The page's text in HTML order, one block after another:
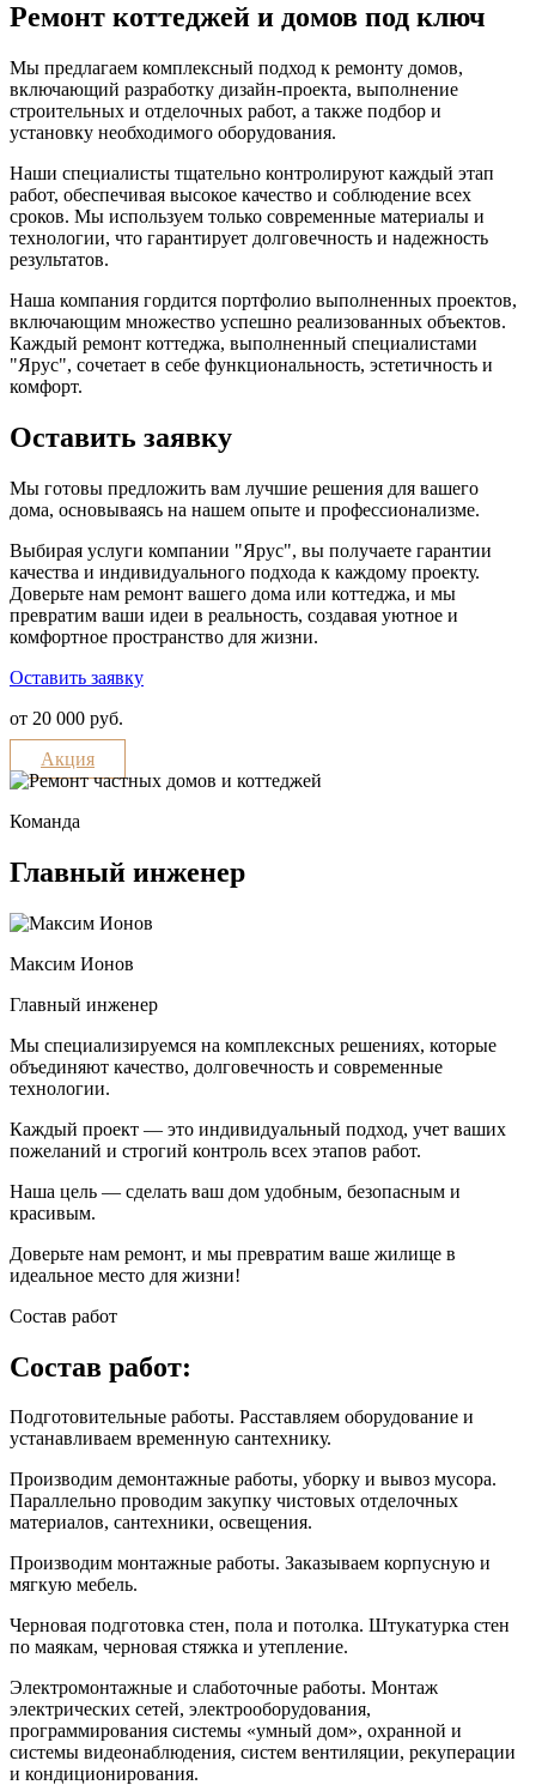
Ремонт коттеджей и домов под ключ
Мы предлагаем комплексный подход к ремонту домов,
включающий разработку дизайн-проекта, выполнение
строительных и отделочных работ, а также подбор и
установку необходимого оборудования.
Наши специалисты тщательно контролируют каждый этап
работ, обеспечивая высокое качество и соблюдение всех
сроков. Мы используем только современные материалы и
технологии, что гарантирует долговечность и надежность
результатов.
Наша компания гордится портфолио выполненных проектов,
включающим множество успешно реализованных объектов.
Каждый ремонт коттеджа, выполненный специалистами
"Ярус", сочетает в себе функциональность, эстетичность и
комфорт.
Оставить заявку
Мы готовы предложить вам лучшие решения для вашего
дома, основываясь на нашем опыте и профессионализме.
Выбирая услуги компании "Ярус", вы получаете гарантии
качества и индивидуального подхода к каждому проекту.
Доверьте нам ремонт вашего дома или коттеджа, и мы
превратим ваши идеи в реальность, создавая уютное и
комфортное пространство для жизни.
Оставить заявку
от 20 000 руб.
Акция
Команда
Главный инженер
Максим Ионов
Главный инженер
Мы специализируемся на комплексных решениях, которые
объединяют качество, долговечность и современные
технологии.
Каждый проект — это индивидуальный подход, учет ваших
пожеланий и строгий контроль всех этапов работ.
Наша цель — сделать ваш дом удобным, безопасным и
красивым.
Доверьте нам ремонт, и мы превратим ваше жилище в
идеальное место для жизни!
Состав работ
Состав работ:
Подготовительные работы. Расставляем оборудование и
устанавливаем временную сантехнику.
Производим демонтажные работы, уборку и вывоз мусора.
Параллельно проводим закупку чистовых отделочных
материалов, сантехники, освещения.
Производим монтажные работы. Заказываем корпусную и
мягкую мебель.
Черновая подготовка стен, пола и потолка. Штукатурка стен
по маякам, черновая стяжка и утепление.
Электромонтажные и слаботочные работы. Монтаж
электрических сетей, электрооборудования,
программирования системы «умный дом», охранной и
системы видеонаблюдения, систем вентиляции, рекуперации
и кондиционирования.